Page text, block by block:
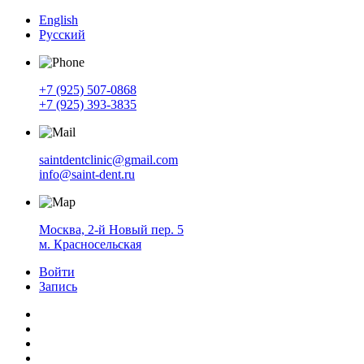
English
Русский
+7 (925) 507-0868
+7 (925) 393-3835
saintdentclinic@gmail.com
info@saint-dent.ru
Москва, 2-й Новый пер. 5
м. Красносельская
Войти
Запись